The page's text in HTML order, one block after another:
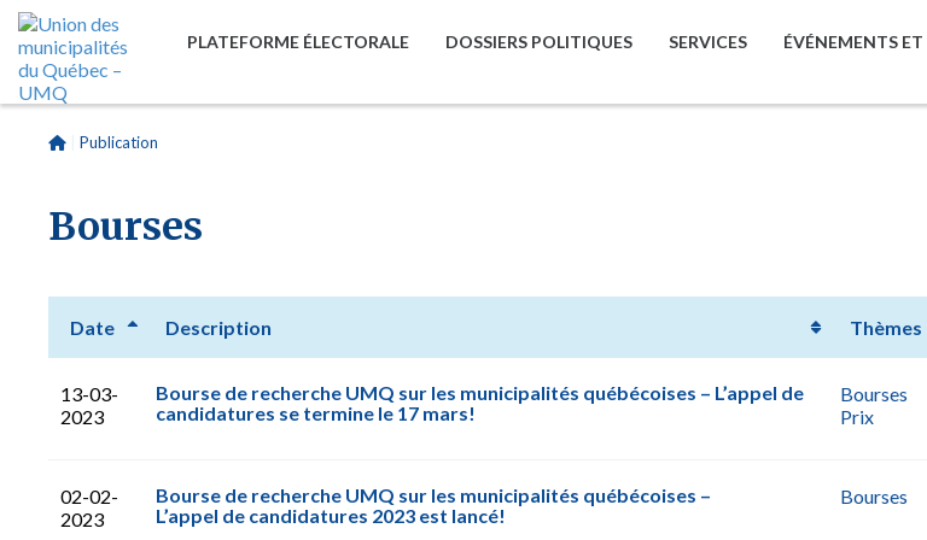
PLATEFORME ÉLECTORALE DOSSIERS POLITIQUES SERVICES ÉVÉNEMENTS ET
Publication
Bourses
Date Description Thèmes
13-03-
2023
Bourse de recherche UMQ sur les municipalités québécoises – L’appel de
candidatures se termine le 17 mars!
Bourses
Prix
02-02-
2023
Bourse de recherche UMQ sur les municipalités québécoises –
L’appel de candidatures 2023 est lancé!
Bourses